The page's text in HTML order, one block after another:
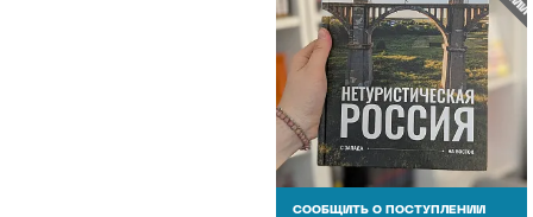
СООБЩИТЬ О ПОСТУПЛЕНИИ